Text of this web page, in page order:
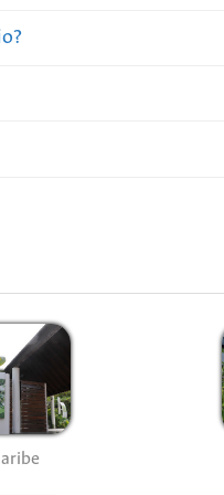
que incluya el título del
le permite solicitar libros